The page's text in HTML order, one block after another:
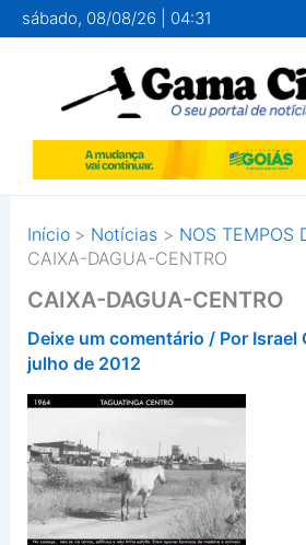
para
conteúdo
sábado, 08/08/26 | 04:31
Início Notícias
NOS TEMPOS
CAIXA-DAGUA-CENTRO
CAIXA-DAGUA-CENTRO
Deixe um comentário / Por Israel
julho de 2012